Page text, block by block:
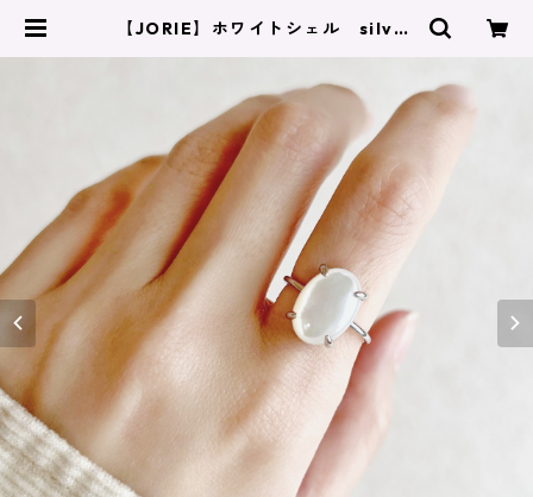
【JORIE】ホワイトシェル silver